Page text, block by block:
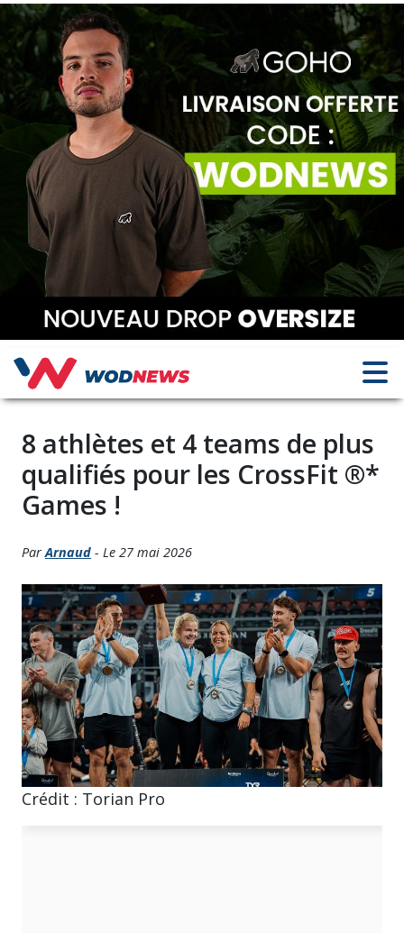
8 athlètes et 4 teams de plus
qualifiés pour les CrossFit ®*
Games !
ParArnaud - Le 27 mai 2026
Crédit : Torian Pro